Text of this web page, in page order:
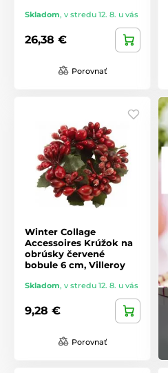
Skladom, v stredu 12. 8. u vás
26,38 €
Porovnať
Winter Collage
Accessoires Krúžok na
obrúsky červené
bobule 6 cm, Villeroy
Skladom, v stredu 12. 8. u vás
9,28 €
Porovnať